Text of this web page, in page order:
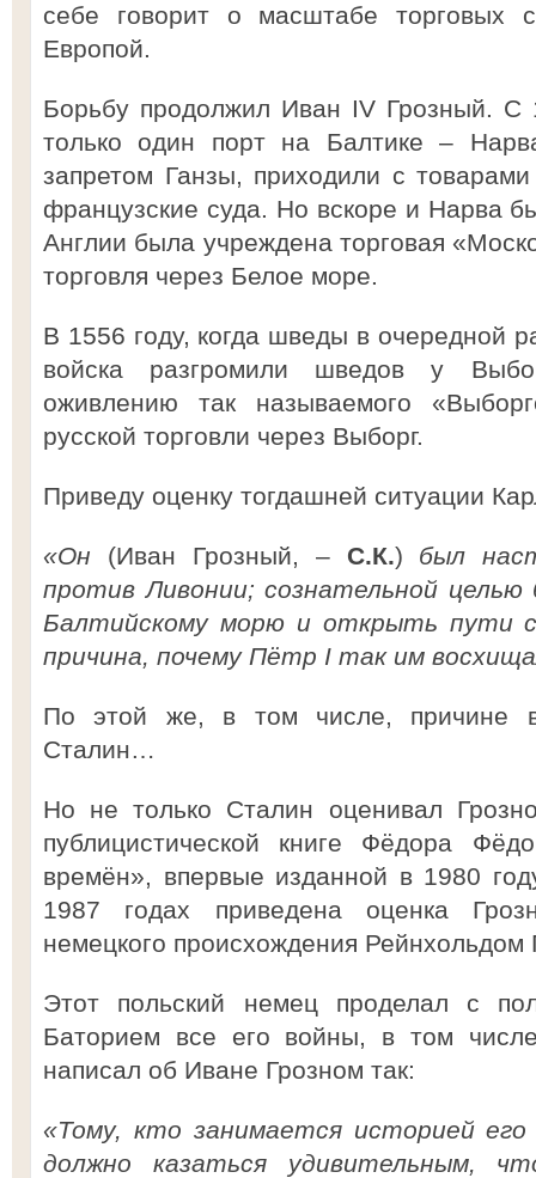
себе говорит о масштабе торговых
Европой.
Борьбу продолжил Иван IV Грозный. С
только один порт на Балтике –
запретом Ганзы, приходили с
французские суда. Но вскоре и Нарва
Англии была учреждена торговая
торговля через Белое море.
В 1556 году, когда шведы в очередной
войска разгромили шведов у
оживлению так называемого
русской торговли через Выборг.
Приведу оценку тогдашней ситуации
«Он (Иван Грозный, – С.К.) был
против Ливонии; сознательной
Балтийскому морю и открыть пути
причина, почему Пётр I так им
По этой же, в том числе, причине
Сталин…
Но не только Сталин оценивал
публицистической книге Фёдора
времён», впервые изданной в 1980
1987 годах приведена оценка
немецкого происхождения
Этот польский немец проделал с
Баторием все его войны, в том
написал об Иване Грозном так:
«Тому, кто занимается историей
должно казаться удивительным,